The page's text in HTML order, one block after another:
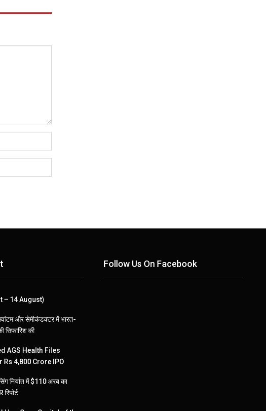
– 14 August)
और सेमीकंडक्टर में भारत-
सिफारिश की
AGS Health Files
Rs 4,800 Crore IPO
निर्यात में $110 अरब का
Follow Us On Facebook